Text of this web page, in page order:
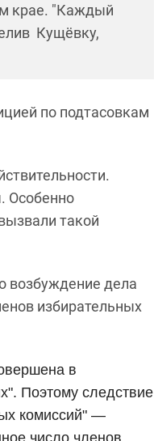
крае. "Каждый
Кущёвку,
по подтасовкам
Особенно
такой
возбуждение дела
избирательных
в
Поэтому следствие
комиссий" —
число членов